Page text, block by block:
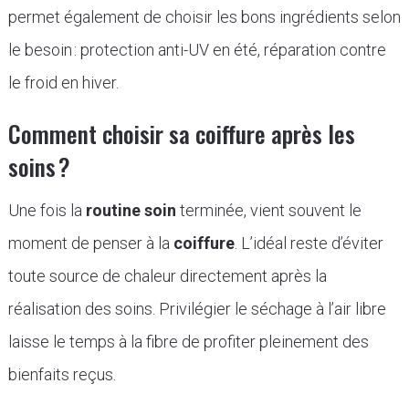
permet également de choisir les bons ingrédients selon
le besoin : protection anti-UV en été, réparation contre
le froid en hiver.
Comment choisir sa coiffure après les
soins ?
Une fois la routine soin terminée, vient souvent le
moment de penser à la coiffure. L’idéal reste d’éviter
toute source de chaleur directement après la
réalisation des soins. Privilégier le séchage à l’air libre
laisse le temps à la fibre de profiter pleinement des
bienfaits reçus.